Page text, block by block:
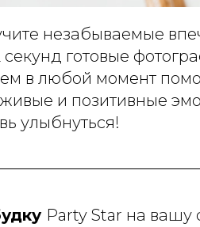
незабываемые
секунд готовые
в любой момент
и позитивные
улыбнуться!
Party Star на